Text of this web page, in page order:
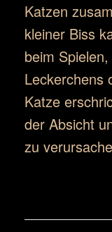
Katzen
kleiner Biss
beim
Leckerchens
Katze
der Absicht
zu